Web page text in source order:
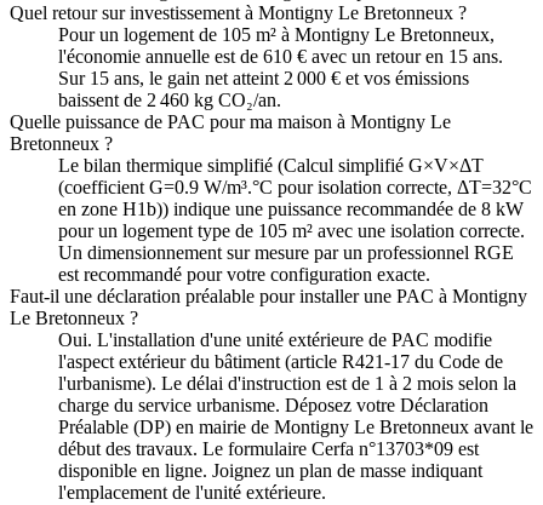
Quel retour sur investissement à Montigny Le Bretonneux ?
Pour un logement de 105 m² à Montigny Le Bretonneux,
l'économie annuelle est de 610 € avec un retour en 15 ans.
Sur 15 ans, le gain net atteint 2 000 € et vos émissions
baissent de 2 460 kg CO₂/an.
Quelle puissance de PAC pour ma maison à Montigny Le
Bretonneux ?
Le bilan thermique simplifié (Calcul simplifié G×V×ΔT
(coefficient G=0.9 W/m³.°C pour isolation correcte, ΔT=32°C
en zone H1b)) indique une puissance recommandée de 8 kW
pour un logement type de 105 m² avec une isolation correcte.
Un dimensionnement sur mesure par un professionnel RGE
est recommandé pour votre configuration exacte.
Faut-il une déclaration préalable pour installer une PAC à Montigny
Le Bretonneux ?
Oui. L'installation d'une unité extérieure de PAC modifie
l'aspect extérieur du bâtiment (article R421-17 du Code de
l'urbanisme). Le délai d'instruction est de 1 à 2 mois selon la
charge du service urbanisme. Déposez votre Déclaration
Préalable (DP) en mairie de Montigny Le Bretonneux avant le
début des travaux. Le formulaire Cerfa n°13703*09 est
disponible en ligne. Joignez un plan de masse indiquant
l'emplacement de l'unité extérieure.